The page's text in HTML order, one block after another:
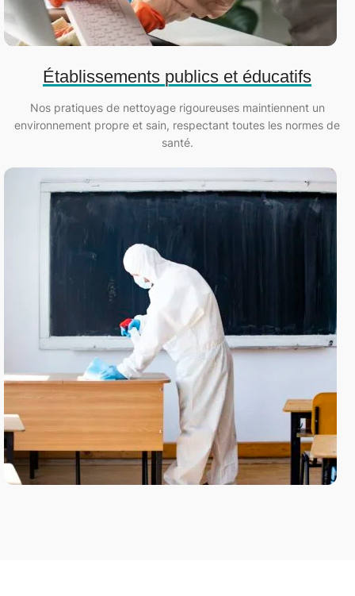
Établissements publics et éducatifs
Nos pratiques de nettoyage rigoureuses maintiennent un
environnement propre et sain, respectant toutes les normes de
santé.